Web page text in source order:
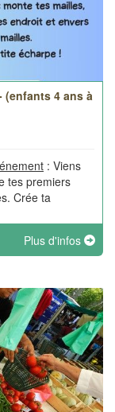
(enfants 4 ans à
: Viens
tes premiers
Crée ta
Plus d'infos